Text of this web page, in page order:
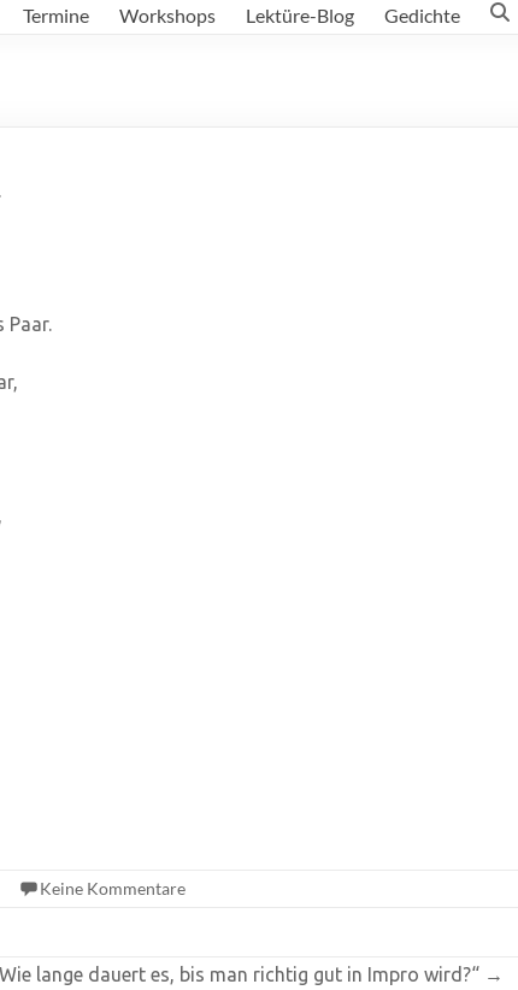
Termine Workshops Lektüre-Blog Gedichte
Paar.
Keine Kommentare
lange dauert es, bis man richtig gut in Impro wird?“ →